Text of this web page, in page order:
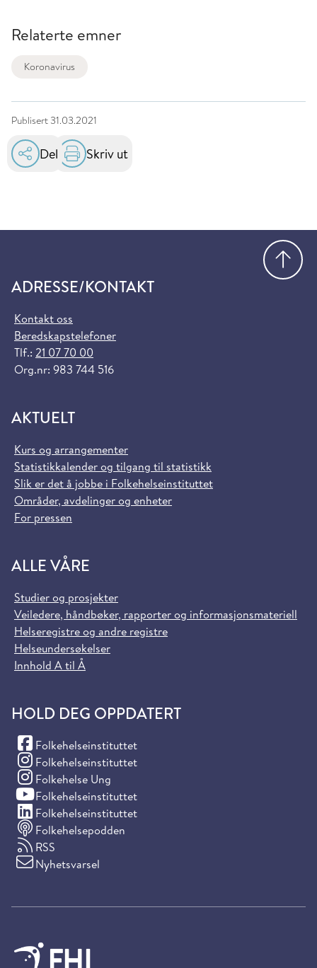
Relaterte emner
Koronavirus
Publisert 31.03.2021
Del Skriv ut
ADRESSE/KONTAKT
Kontakt oss
Beredskapstelefoner
Tlf.: 21 07 70 00
Org.nr: 983 744 516
AKTUELT
Kurs og arrangementer
Statistikkalender og tilgang til statistikk
Slik er det å jobbe i Folkehelseinstituttet
Områder, avdelinger og enheter
For pressen
ALLE VÅRE
Studier og prosjekter
Veiledere, håndbøker, rapporter og informasjonsmateriell
Helseregistre og andre registre
Helseundersøkelser
Innhold A til Å
HOLD DEG OPPDATERT
Folkehelseinstituttet
(Facebook)
Folkehelseinstituttet
(Instagram)
Folkehelse Ung
(Instagram)
Folkehelseinstituttet
(YouTube)
Folkehelseinstituttet
(LinkedIn)
Folkehelsepodden
RSS
Nyhetsvarsel